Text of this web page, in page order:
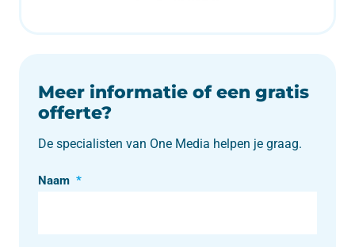
Meer informatie of een gratis
offerte?
De specialisten van One Media helpen je graag.
Naam *